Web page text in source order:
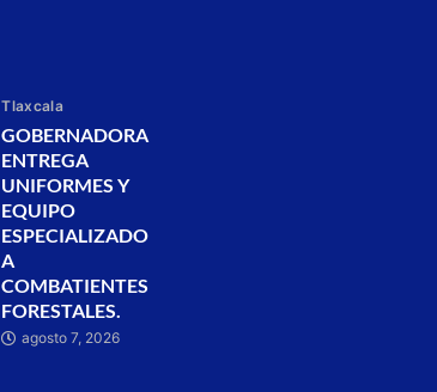
Tlaxcala
GOBERNADORA
ENTREGA
UNIFORMES Y
EQUIPO
ESPECIALIZADO
A
COMBATIENTES
FORESTALES.
agosto 7, 2026